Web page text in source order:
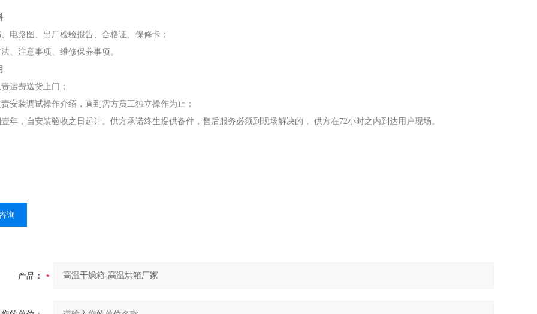
电路图、出厂检验报告、合格证、保修卡；
、注意事项、维修保养事项。
运费送货上门；
安装调试操作介绍，直到需方员工独立操作为止；
年，自安装验收之日起计。供方承诺终生提供备件，售后服务必须到现场解决的， 供方在72小时之内到达用户现场。
询
产品：